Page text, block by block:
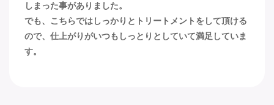
しまった事がありました。
でも、こちらではしっかりとトリートメントをして頂ける
ので、仕上がりがいつもしっとりとしていて満足していま
す。